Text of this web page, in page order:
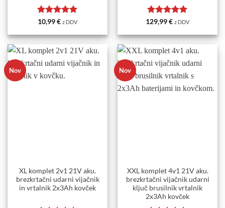
Ocenjeno5
10,99€ z DDV Ocenjeno5
129,99€ z DDV
Nov
XL komplet 2v1 21V aku.
brezkrtačni udarni vijačnik
in vrtalnik 2x3Ah kovček
Nov
XXL komplet 4v1 21V aku.
brezkrtačni vijačnik udarni
ključ brusilnik vrtalnik
2x3Ah kovček